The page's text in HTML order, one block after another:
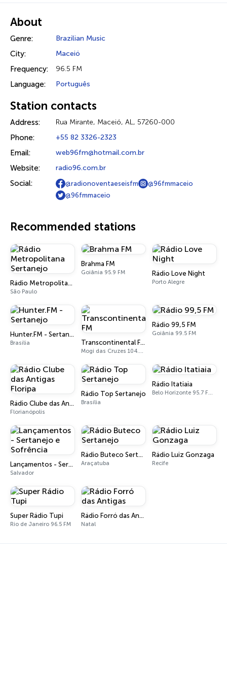
About
Genre: Brazilian Music
City: Maceió
Frequency: 96.5 FM
Language: Português
Station contacts
Address: Rua Mirante, Maceió, AL, 57260-000
Phone: +55 82 3326-2323
Email: web96fm@hotmail.com.br
Website: radio96.com.br
Social: @radionoventaeseisfm
@96fmmaceio
@96fmmaceio
Recommended stations
Rádio Metropolitana Sertanejo
São Paulo
Brahma FM
Goiânia 95.9 FM Rádio Love Night
Porto Alegre
Hunter.FM - Sertanejo
Brasília Transcontinental FM
Mogi das Cruzes 104.7 FM
Rádio 99,5 FM
Goiânia 99.5 FM
Rádio Clube das Antigas Floripa
Florianópolis
Rádio Top Sertanejo
Brasília
Rádio Itatiaia
Belo Horizonte 95.7 FM - 610 AM
Lançamentos - Sertanejo e Sofrência
Salvador
Rádio Buteco Sertanejo
Araçatuba
Rádio Luiz Gonzaga
Recife
Super Rádio Tupi
Rio de Janeiro 96.5 FM
Rádio Forró das Antigas
Natal